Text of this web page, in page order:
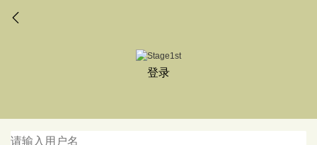
登录